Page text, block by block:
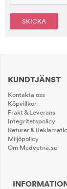
SKICKA
KUNDTJÄNST
Kontakta oss
Köpvillkor
Frakt & Leverans
Integritetspolicy
Returer &
Miljöpolicy
Om Medvetna.se